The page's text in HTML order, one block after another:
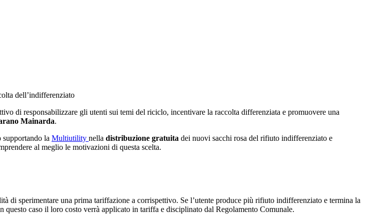
dell’indifferenziato
di responsabilizzare gli utenti sui temi del riciclo, incentivare la raccolta differenziata e promuovere una
Mainarda.
supportando la Multiutility nella distribuzione gratuita dei nuovi sacchi rosa del rifiuto indifferenziato e
al meglio le motivazioni di questa scelta.
di sperimentare una prima tariffazione a corrispettivo. Se l’utente produce più rifiuto indifferenziato e termina la
caso il loro costo verrà applicato in tariffa e disciplinato dal Regolamento Comunale.